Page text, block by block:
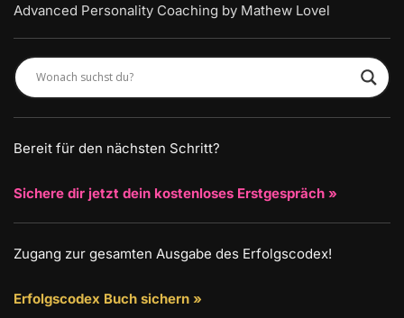
Advanced Personality Coaching by Mathew Lovel
Bereit für den nächsten Schritt?
Sichere dir jetzt dein kostenloses Erstgespräch »
Zugang zur gesamten Ausgabe des Erfolgscodex!
Erfolgscodex Buch sichern »